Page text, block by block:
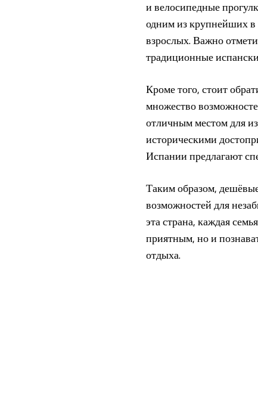
и велосипедные
одним из крупнейших в
взрослых. Важно
традиционные
Кроме того, стоит
множество
отличным местом для
историческими
Испании предлагают
Таким образом,
возможностей для
эта страна, каждая
приятным, но и
отдыха.